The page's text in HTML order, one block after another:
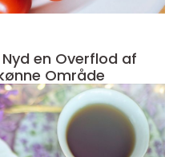
en Overflod af
Område